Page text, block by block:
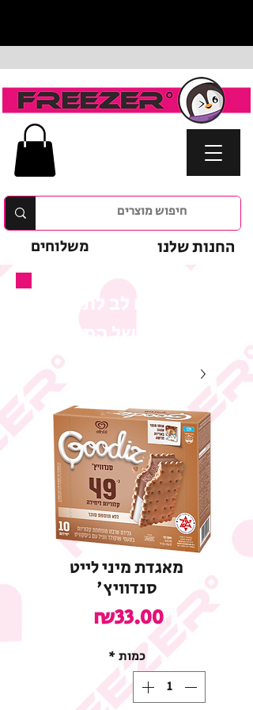
החנות שלנו משלוחים
המבצע של המוצר
מאגדת מיני לייט
סנדוויץ'
₪33.00
כמות *